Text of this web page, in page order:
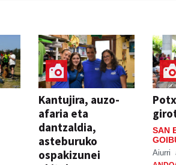
Kantujira, auzo-
afaria eta
dantzaldia,
asteburuko
ospakizunei
SAN
Aiurri